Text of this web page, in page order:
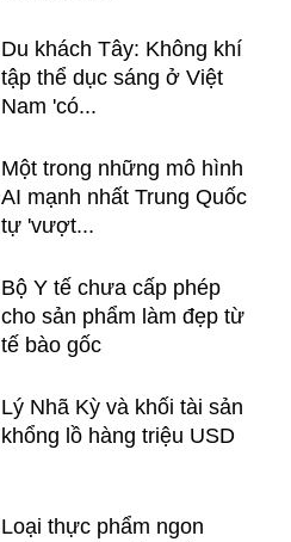
Du khách Tây: Không khí
tập thể dục sáng ở Việt
Nam 'có...
Một trong những mô hình
AI mạnh nhất Trung Quốc
tự 'vượt...
Bộ Y tế chưa cấp phép
cho sản phẩm làm đẹp từ
tế bào gốc
Lý Nhã Kỳ và khối tài sản
khổng lồ hàng triệu USD
Loại thực phẩm ngon